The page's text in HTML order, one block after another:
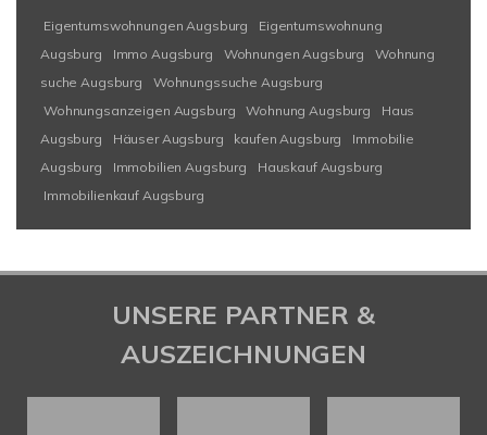
Eigentumswohnungen Augsburg
Eigentumswohnung
Augsburg
Immo Augsburg Wohnungen Augsburg
Wohnung
suche Augsburg
Wohnungssuche Augsburg
Wohnungsanzeigen Augsburg
Wohnung Augsburg
Haus
Augsburg
Häuser Augsburg kaufen Augsburg
Immobilie
Augsburg
Immobilien Augsburg
Hauskauf Augsburg
Immobilienkauf Augsburg
UNSERE PARTNER &
AUSZEICHNUNGEN